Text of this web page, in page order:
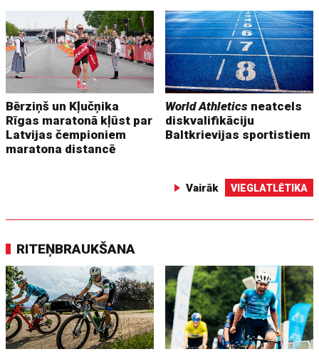
Bērziņš un Kļučņika
Rīgas maratonā kļūst par
Latvijas čempioniem
maratona distancē
World Athletics neatcels
diskvalifikāciju
Baltkrievijas sportistiem
Vairāk VIEGLATLĒTIKA
RITEŅBRAUKŠANA